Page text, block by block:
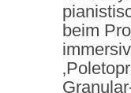
beim